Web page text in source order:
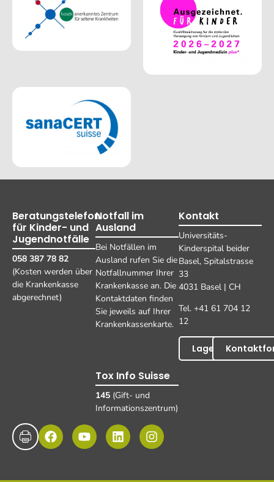
Beratungstelefon
für Kinder- und
Jugendnotfälle
058 387 78 82
(Kosten werden über
die Krankenkasse
abgerechnet)
Notfall im
Ausland
Bei Notfällen im
Ausland rufen Sie die
Notfallnummer Ihrer
Krankenkasse an. Die
Kontaktdaten finden
Sie jeweils auf Ihrer
Krankenkassenkarte.
Tox Info Suisse
145 (Gift- und
Informationszentrum)
Kontakt
Universitäts-
Kinderspital beider
Basel, Spitalstrasse
33
4031 Basel | CH
Tel. +41 61 704 12
12
Lageplan